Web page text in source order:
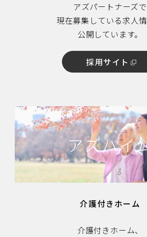
アズパートナーズで
現在募集している求人
公開しています。
採用サイト
アズハイ
介護付きホーム
介護付きホーム、